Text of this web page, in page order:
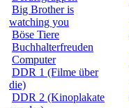
Big Brother is
watching you
Böse Tiere
Buchhalterfreuden
Computer
DDR 1 (Filme über
die)
DDR 2 (Kinoplakate